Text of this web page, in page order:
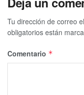
Tu dirección de correo
obligatorios están
Comentario *